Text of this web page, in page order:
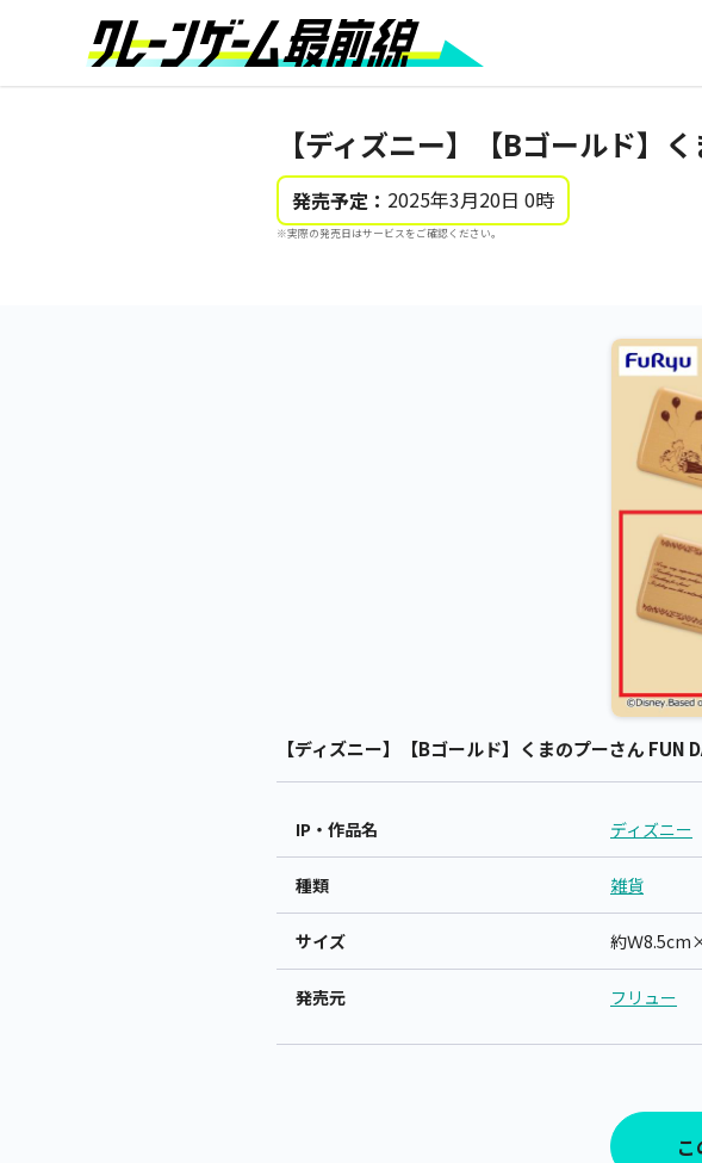
【ディズニー】【Bゴールド】
発売予定： 2025年3月20日 0時
※実際の発売日はサービスをご確認ください。
【ディズニー】【Bゴールド】くまのプーさん FUN
IP・作品名 ディズニー
種類 雑貨
サイズ 約Ｗ
発売元 フリュー